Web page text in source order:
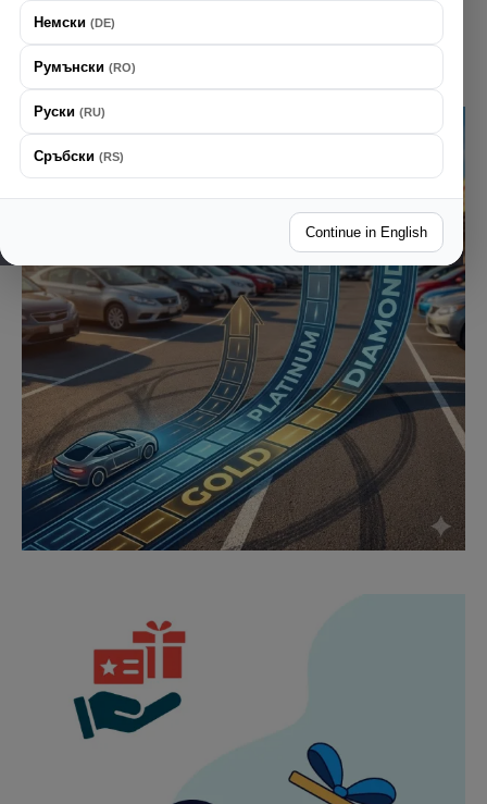
Немски (DE)
Румънски (RO)
Руски (RU)
Сръбски (RS)
Continue in English
Регистрирайте се за програмата за лоялност